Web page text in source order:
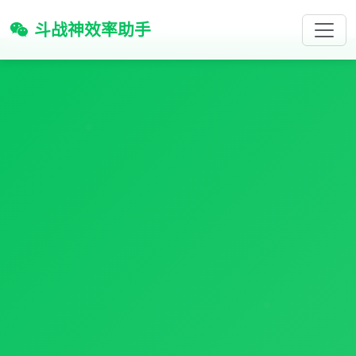
斗战神效率助手